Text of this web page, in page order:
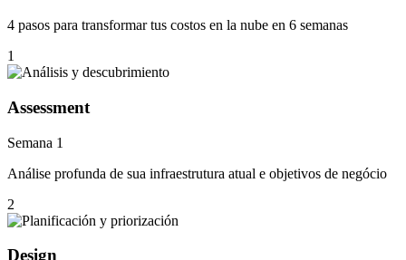
4 pasos para transformar tus costos en la nube en 6 semanas
1
Assessment
Semana 1
Análise profunda de sua infraestrutura atual e objetivos de negócio
2
Design